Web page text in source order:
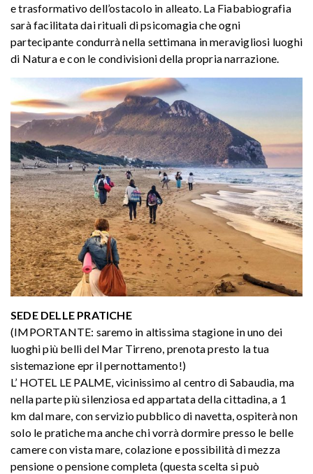
e trasformativo dell’ostacolo in alleato. La Fiababiografia
sarà facilitata dai rituali di psicomagia che ogni
partecipante condurrà nella settimana in meravigliosi luoghi
di Natura e con le condivisioni della propria narrazione.
SEDE DELLE PRATICHE
(IMPORTANTE: saremo in altissima stagione in uno dei
luoghi più belli del Mar Tirreno, prenota presto la tua
sistemazione epr il pernottamento!)
L’ HOTEL LE PALME, vicinissimo al centro di Sabaudia, ma
nella parte più silenziosa ed appartata della cittadina, a 1
km dal mare, con servizio pubblico di navetta, ospiterà non
solo le pratiche ma anche chi vorrà dormire presso le belle
camere con vista mare, colazione e possibilità di mezza
pensione o pensione completa (questa scelta si può